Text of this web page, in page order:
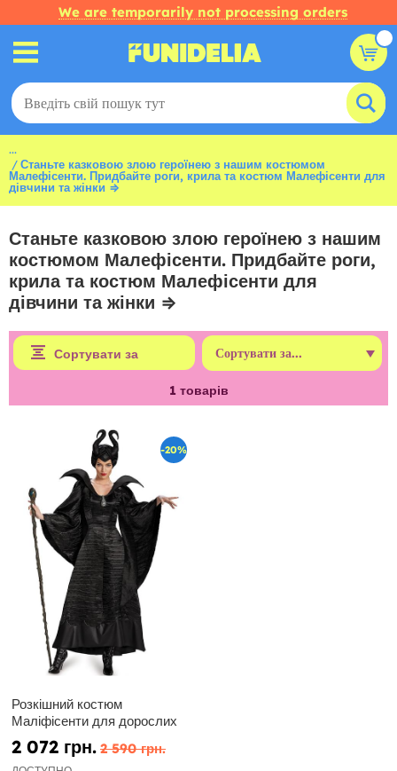
We are temporarily not processing orders
...
Станьте казковою злою героїнею з нашим костюмом
Малефісенти. Придбайте роги, крила та костюм Малефісенти для
дівчини та жінки ⇒
Станьте казковою злою героїнею з нашим
костюмом Малефісенти. Придбайте роги,
крила та костюм Малефісенти для
дівчини та жінки ⇒
Сортувати за
1 товарів
-20%
Розкішний костюм
Маліфісенти для дорослих
2 072 грн. 2 590 грн.